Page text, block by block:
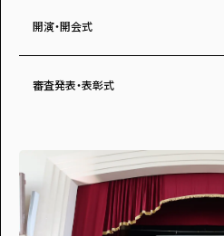
開演・開会式
審査発表・表彰式